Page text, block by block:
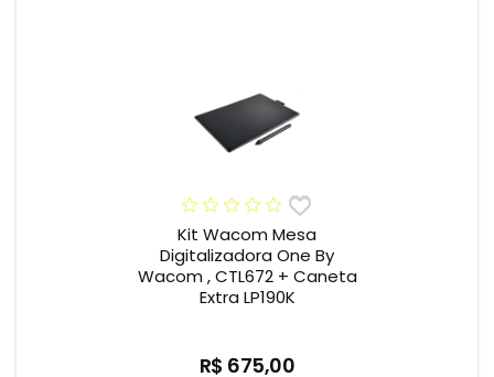
Kit Wacom Mesa
Digitalizadora One By
Wacom , CTL672 + Caneta
Extra LP190K
R$ 675,00